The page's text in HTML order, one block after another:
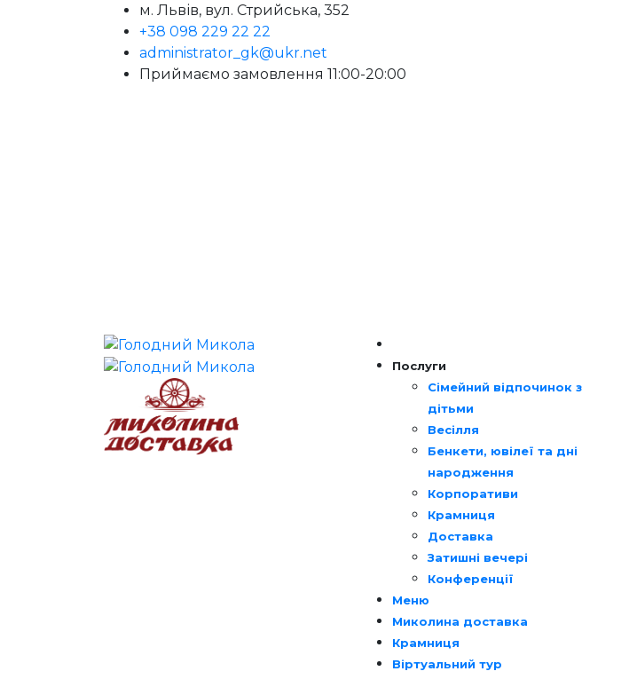
м. Львів, вул. Стрийська, 352
+38 098 229 22 22
administrator_gk@ukr.net
Приймаємо замовлення 11:00-20:00
Послуги
Сімейний відпочинок з
дітьми
Весілля
Бенкети, ювілеї та дні
народження
Корпоративи
Крамниця
Доставка
Затишні вечері
Конференції
Меню
Миколина доставка
Крамниця
Віртуальний тур